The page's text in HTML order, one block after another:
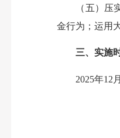
（五）
金行为；运用
三、实施
2025年12